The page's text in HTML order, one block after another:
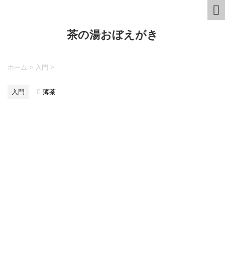
茶の湯おぼえがき
ホーム > 入門 >
入門 薄茶